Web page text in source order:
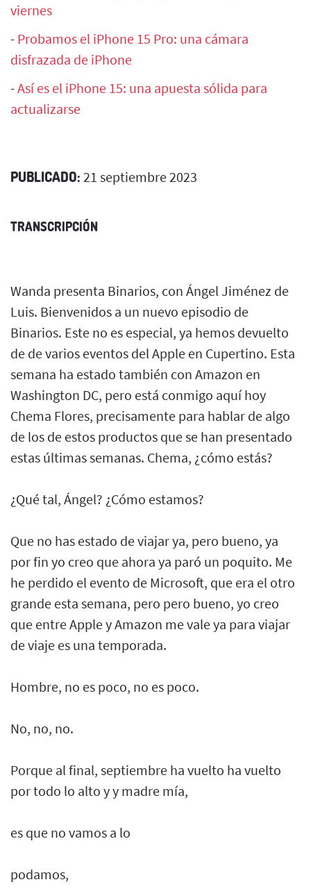
viernes
- Probamos el iPhone 15 Pro: una cámara
disfrazada de iPhone
-Así es el iPhone 15: una apuesta sólida para
actualizarse
PUBLICADO: 21 septiembre 2023
TRANSCRIPCIÓN
Wanda presenta Binarios, con Ángel Jiménez de
Luis. Bienvenidos a un nuevo episodio de
Binarios. Este no es especial, ya hemos devuelto
de de varios eventos del Apple en Cupertino. Esta
semana ha estado también con Amazon en
Washington DC, pero está conmigo aquí hoy
Chema Flores, precisamente para hablar de algo
de los de estos productos que se han presentado
estas últimas semanas. Chema, ¿cómo estás?
¿Qué tal, Ángel? ¿Cómo estamos?
Que no has estado de viajar ya, pero bueno, ya
por fin yo creo que ahora ya paró un poquito. Me
he perdido el evento de Microsoft, que era el otro
grande esta semana, pero pero bueno, yo creo
que entre Apple y Amazon me vale ya para viajar
de viaje es una temporada.
Hombre, no es poco, no es poco.
No, no, no.
Porque al final, septiembre ha vuelto ha vuelto
por todo lo alto y y madre mía,
es que no vamos a lo
podamos,